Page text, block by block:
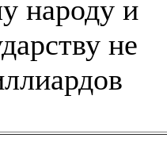
народу и
не